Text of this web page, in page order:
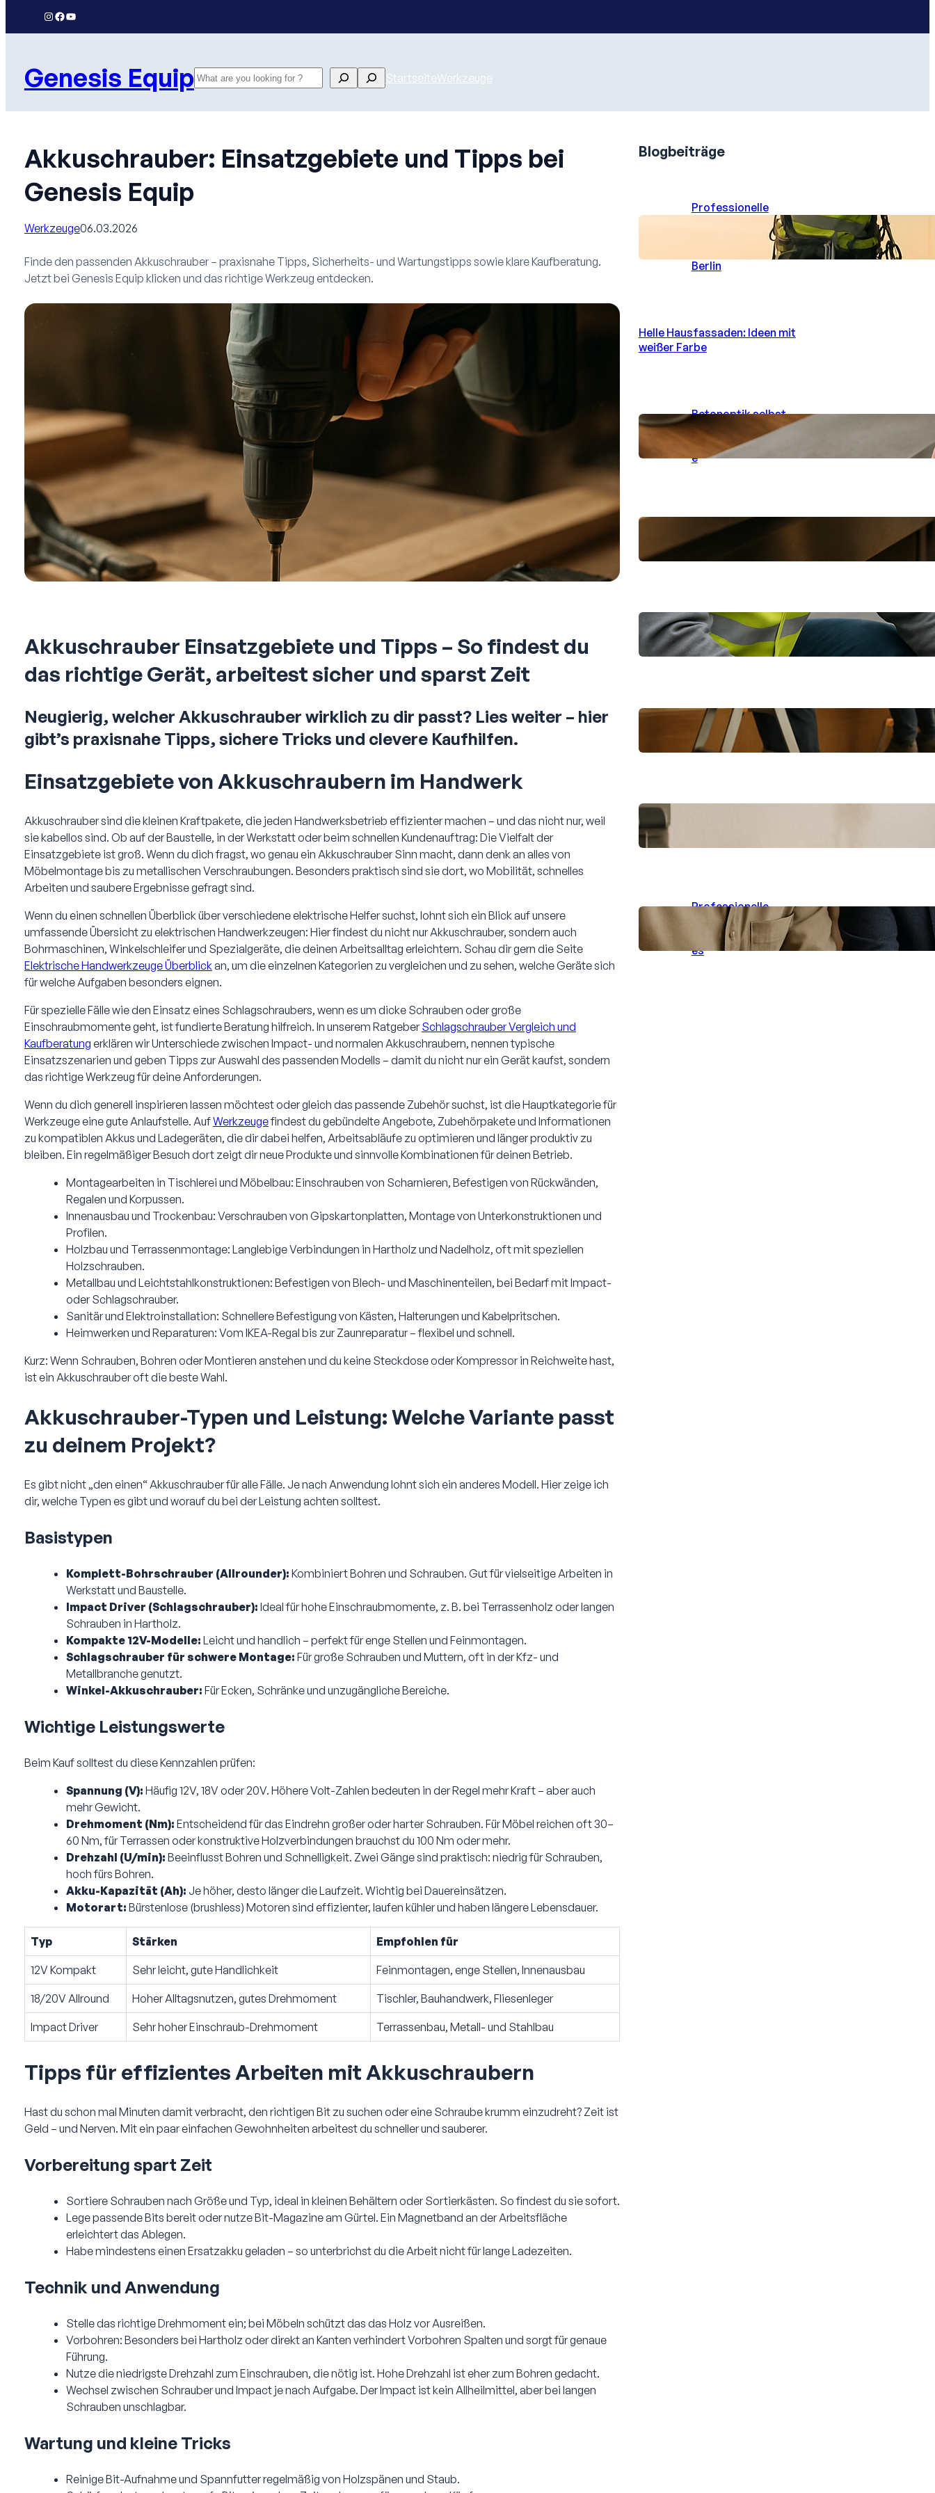
Instagram
Facebook
YouTube
Genesis EquipSearch SearchStartseiteWerkzeuge
Akkuschrauber: Einsatzgebiete und Tipps bei
Genesis Equip
Werkzeuge06.03.2026
Finde den passenden Akkuschrauber – praxisnahe Tipps, Sicherheits- und Wartungstipps sowie klare Kaufberatung.
Jetzt bei Genesis Equip klicken und das richtige Werkzeug entdecken.
Akkuschrauber Einsatzgebiete und Tipps – So findest du
das richtige Gerät, arbeitest sicher und sparst Zeit
Neugierig, welcher Akkuschrauber wirklich zu dir passt? Lies weiter – hier
gibt’s praxisnahe Tipps, sichere Tricks und clevere Kaufhilfen.
Einsatzgebiete von Akkuschraubern im Handwerk
Akkuschrauber sind die kleinen Kraftpakete, die jeden Handwerksbetrieb effizienter machen – und das nicht nur, weil
sie kabellos sind. Ob auf der Baustelle, in der Werkstatt oder beim schnellen Kundenauftrag: Die Vielfalt der
Einsatzgebiete ist groß. Wenn du dich fragst, wo genau ein Akkuschrauber Sinn macht, dann denk an alles von
Möbelmontage bis zu metallischen Verschraubungen. Besonders praktisch sind sie dort, wo Mobilität, schnelles
Arbeiten und saubere Ergebnisse gefragt sind.
Wenn du einen schnellen Überblick über verschiedene elektrische Helfer suchst, lohnt sich ein Blick auf unsere
umfassende Übersicht zu elektrischen Handwerkzeugen: Hier findest du nicht nur Akkuschrauber, sondern auch
Bohrmaschinen, Winkelschleifer und Spezialgeräte, die deinen Arbeitsalltag erleichtern. Schau dir gern die Seite
Elektrische Handwerkzeuge Überblick an, um die einzelnen Kategorien zu vergleichen und zu sehen, welche Geräte sich
für welche Aufgaben besonders eignen.
Für spezielle Fälle wie den Einsatz eines Schlagschraubers, wenn es um dicke Schrauben oder große
Einschraubmomente geht, ist fundierte Beratung hilfreich. In unserem RatgeberSchlagschrauber Vergleich und
Kaufberatung erklären wir Unterschiede zwischen Impact- und normalen Akkuschraubern, nennen typische
Einsatzszenarien und geben Tipps zur Auswahl des passenden Modells – damit du nicht nur ein Gerät kaufst, sondern
das richtige Werkzeug für deine Anforderungen.
Wenn du dich generell inspirieren lassen möchtest oder gleich das passende Zubehör suchst, ist die Hauptkategorie für
Werkzeuge eine gute Anlaufstelle. AufWerkzeugefindest du gebündelte Angebote, Zubehörpakete und Informationen
zu kompatiblen Akkus und Ladegeräten, die dir dabei helfen, Arbeitsabläufe zu optimieren und länger produktiv zu
bleiben. Ein regelmäßiger Besuch dort zeigt dir neue Produkte und sinnvolle Kombinationen für deinen Betrieb.
Montagearbeiten in Tischlerei und Möbelbau: Einschrauben von Scharnieren, Befestigen von Rückwänden,
Regalen und Korpussen.
Innenausbau und Trockenbau: Verschrauben von Gipskartonplatten, Montage von Unterkonstruktionen und
Profilen.
Holzbau und Terrassenmontage: Langlebige Verbindungen in Hartholz und Nadelholz, oft mit speziellen
Holzschrauben.
Metallbau und Leichtstahlkonstruktionen: Befestigen von Blech- und Maschinenteilen, bei Bedarf mit Impact-
oder Schlagschrauber.
Sanitär und Elektroinstallation: Schnellere Befestigung von Kästen, Halterungen und Kabelpritschen.
Heimwerken und Reparaturen: Vom IKEA-Regal bis zur Zaunreparatur – flexibel und schnell.
Kurz: Wenn Schrauben, Bohren oder Montieren anstehen und du keine Steckdose oder Kompressor in Reichweite hast,
ist ein Akkuschrauber oft die beste Wahl.
Akkuschrauber-Typen und Leistung: Welche Variante passt
zu deinem Projekt?
Es gibt nicht „den einen“ Akkuschrauber für alle Fälle. Je nach Anwendung lohnt sich ein anderes Modell. Hier zeige ich
dir, welche Typen es gibt und worauf du bei der Leistung achten solltest.
Basistypen
Komplett-Bohrschrauber (Allrounder): Kombiniert Bohren und Schrauben. Gut für vielseitige Arbeiten in
Werkstatt und Baustelle.
Impact Driver (Schlagschrauber): Ideal für hohe Einschraubmomente, z. B. bei Terrassenholz oder langen
Schrauben in Hartholz.
Kompakte 12V-Modelle: Leicht und handlich – perfekt für enge Stellen und Feinmontagen.
Schlagschrauber für schwere Montage: Für große Schrauben und Muttern, oft in der Kfz- und
Metallbranche genutzt.
Winkel-Akkuschrauber: Für Ecken, Schränke und unzugängliche Bereiche.
Wichtige Leistungswerte
Beim Kauf solltest du diese Kennzahlen prüfen:
Spannung (V): Häufig 12V, 18V oder 20V. Höhere Volt-Zahlen bedeuten in der Regel mehr Kraft – aber auch
mehr Gewicht.
Drehmoment (Nm): Entscheidend für das Eindrehn großer oder harter Schrauben. Für Möbel reichen oft 30–
60 Nm, für Terrassen oder konstruktive Holzverbindungen brauchst du 100 Nm oder mehr.
Drehzahl (U/min): Beeinflusst Bohren und Schnelligkeit. Zwei Gänge sind praktisch: niedrig für Schrauben,
hoch fürs Bohren.
Akku-Kapazität (Ah): Je höher, desto länger die Laufzeit. Wichtig bei Dauereinsätzen.
Motorart: Bürstenlose (brushless) Motoren sind effizienter, laufen kühler und haben längere Lebensdauer.
Typ Stärken Empfohlen für
12V Kompakt Sehr leicht, gute Handlichkeit Feinmontagen, enge Stellen, Innenausbau
18/20V Allround Hoher Alltagsnutzen, gutes Drehmoment Tischler, Bauhandwerk, Fliesenleger
Impact Driver Sehr hoher Einschraub-Drehmoment Terrassenbau, Metall- und Stahlbau
Tipps für effizientes Arbeiten mit Akkuschraubern
Hast du schon mal Minuten damit verbracht, den richtigen Bit zu suchen oder eine Schraube krumm einzudreht? Zeit ist
Geld – und Nerven. Mit ein paar einfachen Gewohnheiten arbeitest du schneller und sauberer.
Vorbereitung spart Zeit
Sortiere Schrauben nach Größe und Typ, ideal in kleinen Behältern oder Sortierkästen. So findest du sie sofort.
Lege passende Bits bereit oder nutze Bit-Magazine am Gürtel. Ein Magnetband an der Arbeitsfläche
erleichtert das Ablegen.
Habe mindestens einen Ersatzakku geladen – so unterbrichst du die Arbeit nicht für lange Ladezeiten.
Technik und Anwendung
Stelle das richtige Drehmoment ein; bei Möbeln schützt das das Holz vor Ausreißen.
Vorbohren: Besonders bei Hartholz oder direkt an Kanten verhindert Vorbohren Spalten und sorgt für genaue
Führung.
Nutze die niedrigste Drehzahl zum Einschrauben, die nötig ist. Hohe Drehzahl ist eher zum Bohren gedacht.
Wechsel zwischen Schrauber und Impact je nach Aufgabe. Der Impact ist kein Allheilmittel, aber bei langen
Schrauben unschlagbar.
Wartung und kleine Tricks
Reinige Bit-Aufnahme und Spannfutter regelmäßig von Holzspänen und Staub.
Blogbeiträge
Professionelle
Gebäudereinigung in
schwindelnden Höhen:
Sauberkeit hoch oben
Berlin
Helle Hausfassaden: Ideen mit
weißer Farbe
Betonoptik selbst
gestalten: Moderne
Beschichtungsprodukt
e
Verstopfte Abflüsse in
Berlin schnell beheben
Dichtheitsprüfung in
Wetzlar: Praktische
Tipps für Eigentümer
CKS Bau erklärt:
Praktische Tipps für
Sanierung und Ausbau
Professionelle
Renovierung in der
Großstadt: So gelingt
es